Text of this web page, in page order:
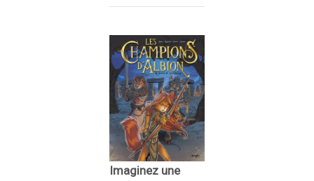
Imaginez une